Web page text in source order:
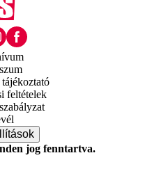
feltételek
jog fenntartva.